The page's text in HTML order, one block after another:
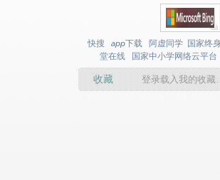
快搜 app下载 阿虚同学 国家终
堂在线
国家中小学网络云平台
收藏 登录载入我的收